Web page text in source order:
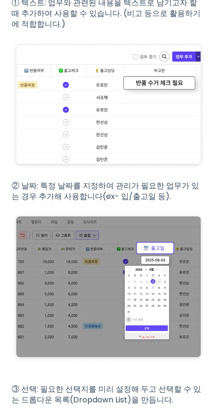
① 텍스트: 업무와 관련된 내용을 텍스트로 남기고자 할
때 추가하여 사용할 수 있습니다. (비고 등으로 활용하기
에 적합합니다.)
② 날짜: 특정 날짜를 지정하여 관리가 필요한 업무가 있
는 경우 추가해 사용합니다(ex- 입/출고일 등).
③ 선택: 필요한 선택지를 미리 설정해 두고 선택할 수 있
는 드롭다운 목록(Dropdown List)을 만듭니다.